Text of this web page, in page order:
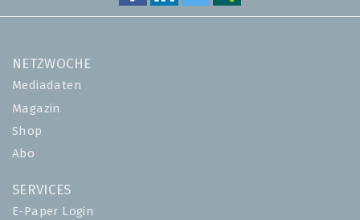
NETZWOCHE
Mediadaten
Magazin
Shop
Abo
SERVICES
E-Paper Login